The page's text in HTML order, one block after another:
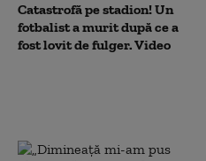
Catastrofă pe stadion! Un
fotbalist a murit după ce a
fost lovit de fulger. Video